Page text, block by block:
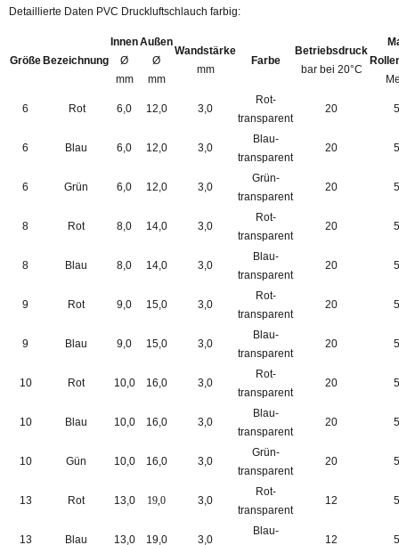
Detaillierte Daten PVC Druckluftschlauch farbig:
GrößeBezeichnung
Innen
Ø
mm
Außen
Ø
mm
Wandstärke
mm
Farbe
Betriebsdruck
bar bei 20°C
6 Rot 6,0 12,0 3,0
Rot-
transparent
20
6 Blau 6,0 12,0 3,0
Blau-
transparent
20
6 Grün 6,0 12,0 3,0
Grün-
transparent
20
8 Rot 8,0 14,0 3,0
Rot-
transparent
20
8 Blau 8,0 14,0 3,0
Blau-
transparent
20
9 Rot 9,0 15,0 3,0
Rot-
transparent
20
9 Blau 9,0 15,0 3,0
Blau-
transparent
20
10 Rot 10,0 16,0 3,0
Rot-
transparent
20
10 Blau 10,0 16,0 3,0
Blau-
transparent
20
10 Gün 10,0 16,0 3,0
Grün-
transparent
20
13 Rot 13,0 19,0 3,0
Rot-
transparent
12
13 Blau 13,0 19,0 3,0
Blau-
12